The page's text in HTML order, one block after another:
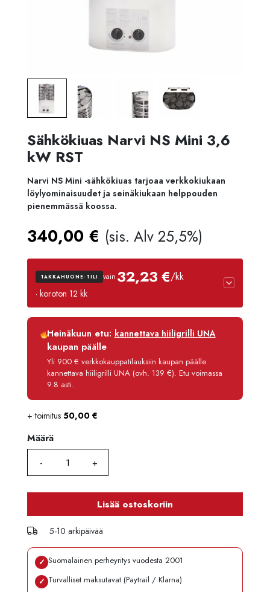
Sähkökiuas Narvi NS Mini 3,6
kW RST
Narvi NS Mini -sähkökiuas tarjoaa verkkokiukaan
löylyominaisuudet ja seinäkiukaan helppouden
pienemmässä koossa.
340,00 € (sis. Alv 25,5%)
TAKKAHUONE-TILI vain 32,23 €/kk
· koroton 12 kk
Luottoaika
12 kk
Korko
Käsittelymaksu
3,90 €/kk
Maksettava yhteensä
386,80 €
Heinäkuun etu: kannettava hiiligrilli UNA
kaupan päälle
Yli 900 € verkkokauppatilauksiin kaupan päälle
kannettava hiiligrilli UNA (ovh. 139 €). Etu voimassa
9.8 asti.
+ toimitus 50,00 €
Määrä
Määrä
Lisää ostoskoriin
5-10 arkipäivää
✓ Suomalainen perheyritys vuodesta 2001
✓ Turvalliset maksutavat (Paytrail / Klarna)